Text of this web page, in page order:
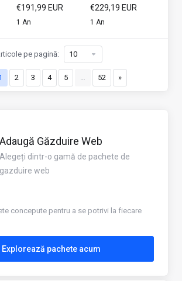
€191,99 EUR
1 An
€229,19 EUR
1 An
2 3 4 5 … 52 »
pe pagină:
Adaugă Găzduire Web
Alegeți dintr-o gamă de pachete de
gazduire web
concepute pentru a se potrivi la fiecare
Explorează pachete acum